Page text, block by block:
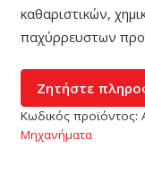
καθαριστικών,
παχύρρευστων
Κωδικός προϊόντος:
Μηχανήματα